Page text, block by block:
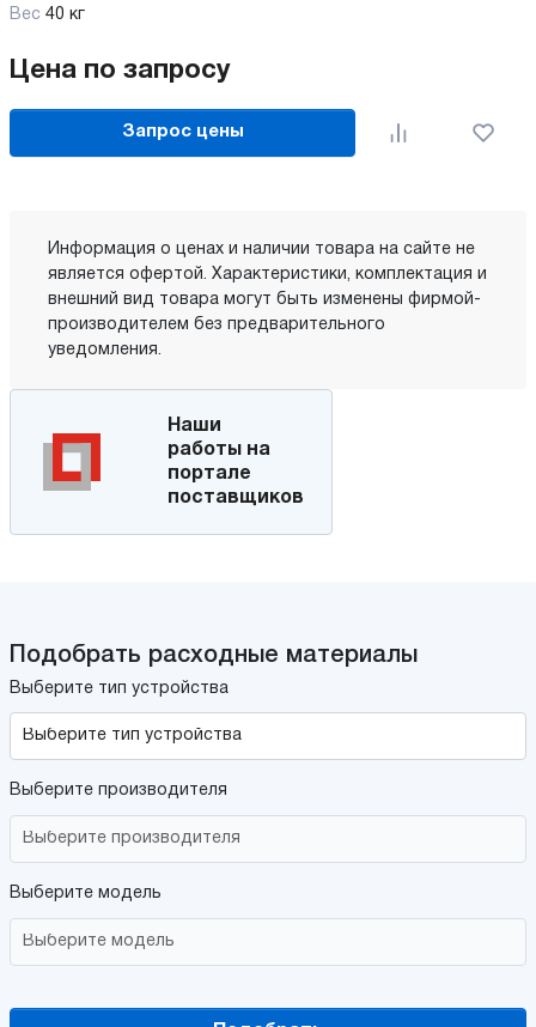
Вес 40 кг
Цена по запросу
Запрос цены
Информация о ценах и наличии товара на сайте не
является офертой. Характеристики, комплектация и
внешний вид товара могут быть изменены фирмой-
производителем без предварительного
уведомления.
Наши
работы на
портале
поставщиков
Подобрать расходные материалы
Выберите тип устройства
Выберите производителя
Выберите модель